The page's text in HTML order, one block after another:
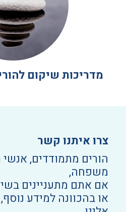
מדריכות שיקום
צרו איתנו קשר
הורים מתמודדים, אנשי
משפחה,
אם אתם מתעניינים
או בהכוונה למידע